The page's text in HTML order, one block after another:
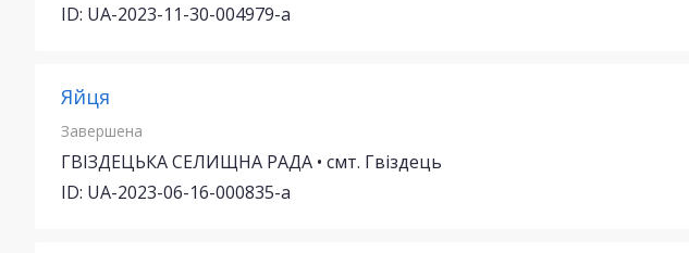
ID: UA-2023-11-30-004979-a
Яйця
Завершена
ГВІЗДЕЦЬКА СЕЛИЩНА РАДА • смт. Гвіздець
ID: UA-2023-06-16-000835-a